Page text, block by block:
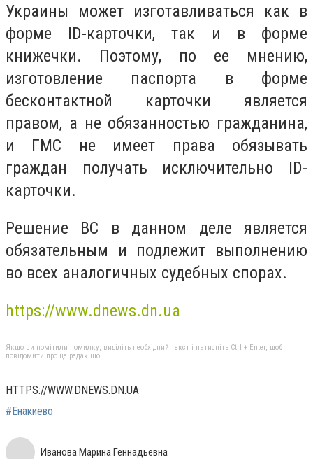
Украины может изготавливаться как в
форме ID-карточки, так и в форме
книжечки. Поэтому, по ее мнению,
изготовление паспорта в форме
бесконтактной карточки является
правом, а не обязанностью гражданина,
и ГМС не имеет права обязывать
граждан получать исключительно ID-
карточки.
Решение ВС в данном деле является
обязательным и подлежит выполнению
во всех аналогичных судебных спорах.
https://www.dnews.dn.ua
Якщо ви помітили помилку, виділіть необхідний текст і натисніть Ctrl + Enter, щоб
повідомити про це редакцію
HTTPS://WWW.DNEWS.DN.UA
#Енакиево
Иванова Марина Геннадьевна